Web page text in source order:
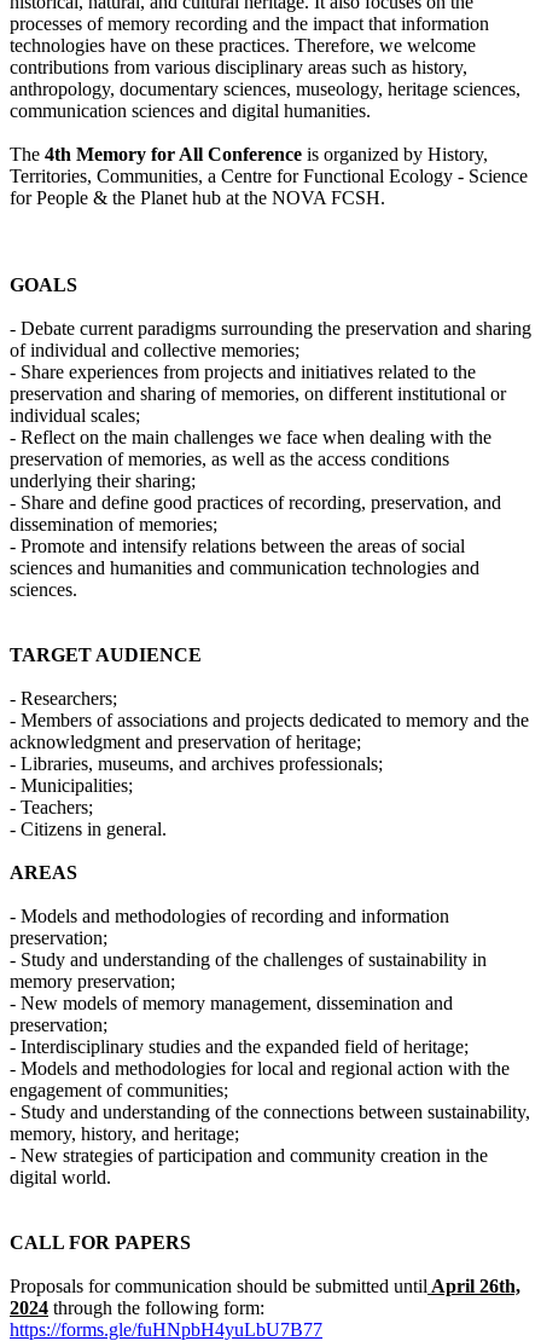
processes of memory recording and the impact that information
technologies have on these practices. Therefore, we welcome
contributions from various disciplinary areas such as history,
anthropology, documentary sciences, museology, heritage sciences,
communication sciences and digital humanities.
The 4th Memory for All Conference is organized by History,
Territories, Communities, a Centre for Functional Ecology - Science
for People & the Planet hub at the NOVA FCSH.
GOALS
- Debate current paradigms surrounding the preservation and sharing
of individual and collective memories;
- Share experiences from projects and initiatives related to the
preservation and sharing of memories, on different institutional or
individual scales;
- Reflect on the main challenges we face when dealing with the
preservation of memories, as well as the access conditions
underlying their sharing;
- Share and define good practices of recording, preservation, and
dissemination of memories;
- Promote and intensify relations between the areas of social
sciences and humanities and communication technologies and
sciences.
TARGET AUDIENCE
- Researchers;
- Members of associations and projects dedicated to memory and the
acknowledgment and preservation of heritage;
- Libraries, museums, and archives professionals;
- Municipalities;
- Teachers;
- Citizens in general.
AREAS
- Models and methodologies of recording and information
preservation;
- Study and understanding of the challenges of sustainability in
memory preservation;
- New models of memory management, dissemination and
preservation;
- Interdisciplinary studies and the expanded field of heritage;
- Models and methodologies for local and regional action with the
engagement of communities;
- Study and understanding of the connections between sustainability,
memory, history, and heritage;
- New strategies of participation and community creation in the
digital world.
CALL FOR PAPERS
Proposals for communication should be submitted until April 26th,
2024 through the following form:
https://forms.gle/fuHNpbH4yuLbU7B77